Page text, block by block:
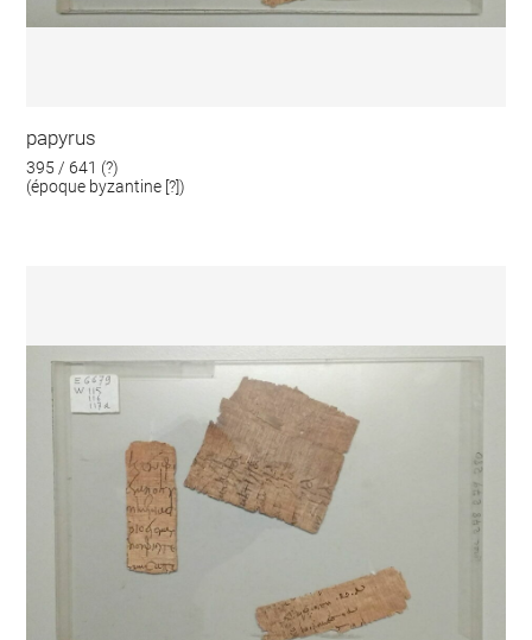
papyrus
395 / 641 (?)
(époque byzantine [?])